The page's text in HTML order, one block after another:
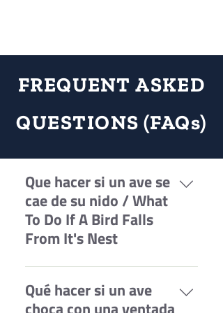
FREQUENT ASKED
QUESTIONS (FAQs)
Que hacer si un ave se
cae de su nido / What
To Do If A Bird Falls
From It's Nest
Si encuentra un ave jóven que se ha
caído de su nido, lo mejor que puede
hacer para ayudarla es regresara al
Qué hacer si un ave